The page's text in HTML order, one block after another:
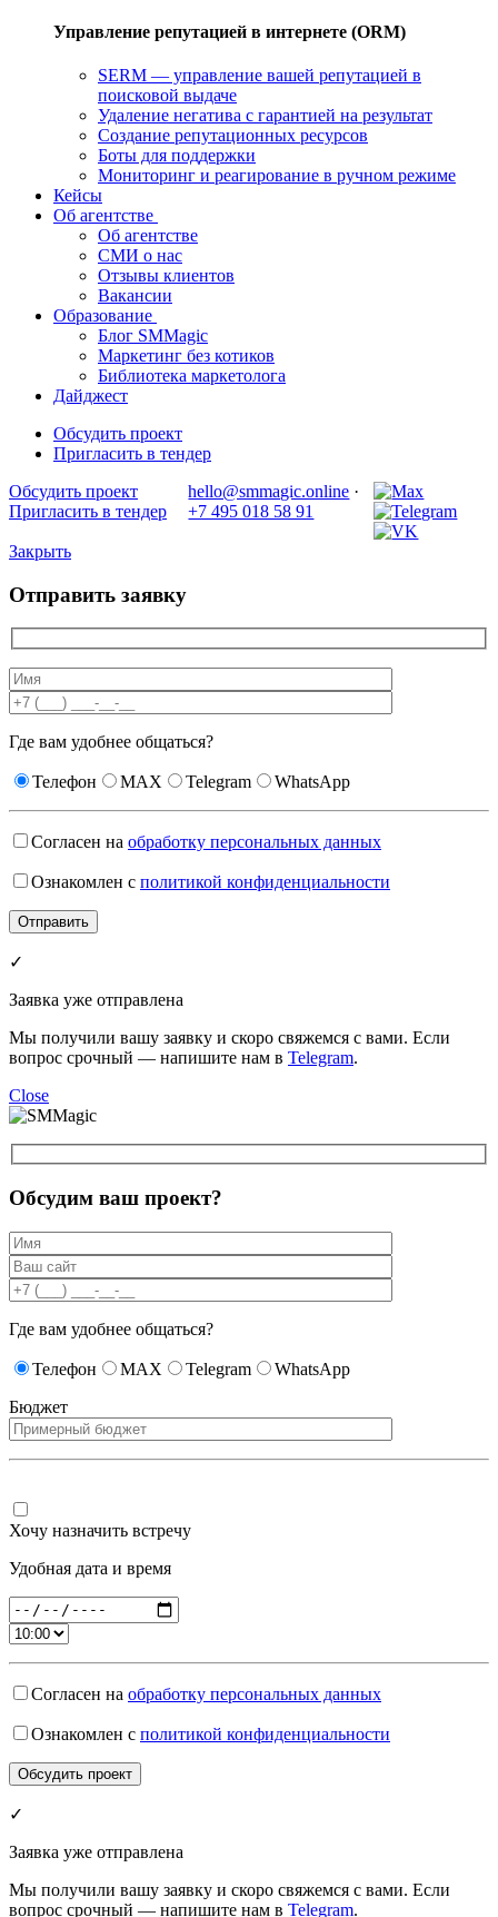
Управление репутацией в интернете (ORM)
SERM — управление вашей репутацией в
поисковой выдаче
Удаление негатива с гарантией на результат
Создание репутационных ресурсов
Боты для поддержки
Мониторинг и реагирование в ручном режиме
Кейсы
Об агентстве
Об агентстве
СМИ о нас
Отзывы клиентов
Вакансии
Образование
Блог SMMagic
Маркетинг без котиков
Библиотека маркетолога
Дайджест
Обсудить проект
Пригласить в тендер
Обсудить проект
Пригласить в тендер
hello@smmagic.online ·
+7 495 018 58 91
Закрыть
Отправить заявку
Где вам удобнее общаться?
Телефон MAX Telegram WhatsApp
Согласен на обработку персональных данных
Ознакомлен с политикой конфиденциальности
✓
Заявка уже отправлена
Мы получили вашу заявку и скоро свяжемся с вами. Если
вопрос срочный — напишите нам в Telegram.
Close
Обсудим ваш проект?
Где вам удобнее общаться?
Телефон MAX Telegram
WhatsApp
Бюджет
Хочу назначить встречу
Удобная дата и время
Согласен на обработку персональных данных
Ознакомлен с политикой конфиденциальности
✓
Заявка уже отправлена
Мы получили вашу заявку и скоро свяжемся с вами. Если
вопрос срочный — напишите нам в Telegram.